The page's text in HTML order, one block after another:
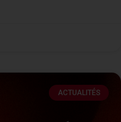
ACTUALITÉS